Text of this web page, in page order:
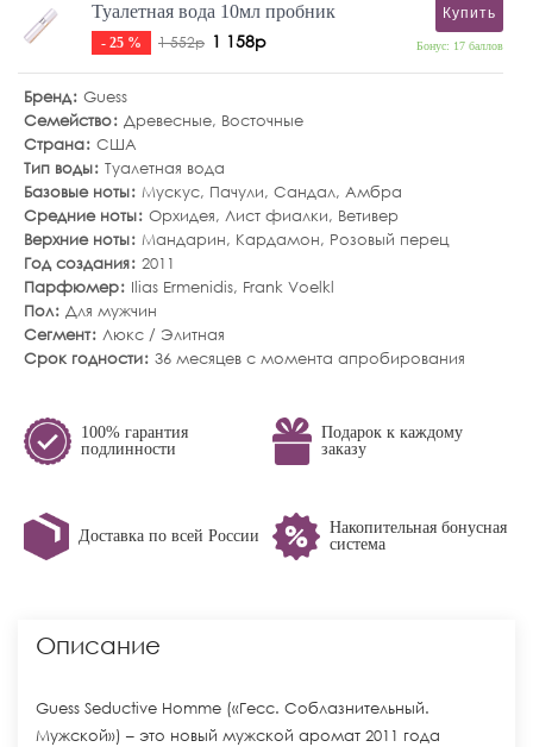
Туалетная вода 10мл пробник
- 25 % 1 552р 1 158р
Купить
Бонус: 17 баллов
Бренд Guess
Семейство Древесные, Восточные
Страна США
Тип воды Туалетная вода
Базовые ноты Мускус, Пачули, Сандал, Амбра
Средние ноты Орхидея, Лист фиалки, Ветивер
Верхние ноты Мандарин, Кардамон, Розовый перец
Год создания 2011
Парфюмер
Ilias Ermenidis, Frank Voelkl
Пол Для мужчин
Сегмент Люкс / Элитная
Срок годности 36 месяцев с момента апробирования
100% гарантия
подлинности
Подарок к каждому
заказу
Доставка по всей России
Накопительная бонусная
система
Описание
Guess Seductive Homme («Гесс. Соблазнительный.
Мужской») – это новый мужской аромат 2011 года